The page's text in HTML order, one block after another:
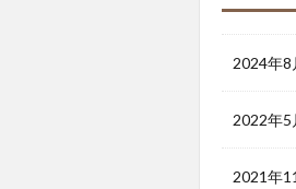
2024年8
2022年5
2021年